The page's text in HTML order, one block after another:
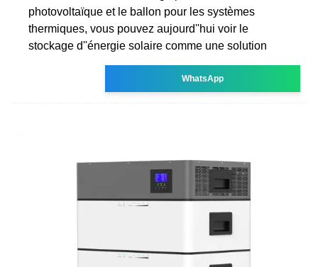
photovoltaïque et le ballon pour les systèmes
thermiques, vous pouvez aujourd''hui voir le
stockage d''énergie solaire comme une solution
WhatsApp